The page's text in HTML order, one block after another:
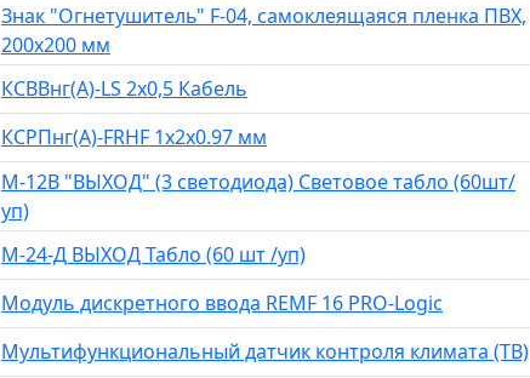
Знак "Огнетушитель" F-04, самоклеящаяся пленка ПВХ,
200х200 мм
КСВВнг(А)-LS 2х0,5 Кабель
КСРПнг(А)-FRHF 1х2х0.97 мм
М-12В "ВЫХОД" (3 светодиода) Световое табло (60шт/
уп)
М-24-Д ВЫХОД Табло (60 шт /уп)
Модуль дискретного ввода REMF 16 PRO-Logic
Мультифункциональный датчик контроля климата (ТВ)